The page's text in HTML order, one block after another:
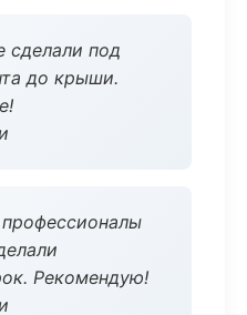
сделали под
до крыши.
Рекомендую!